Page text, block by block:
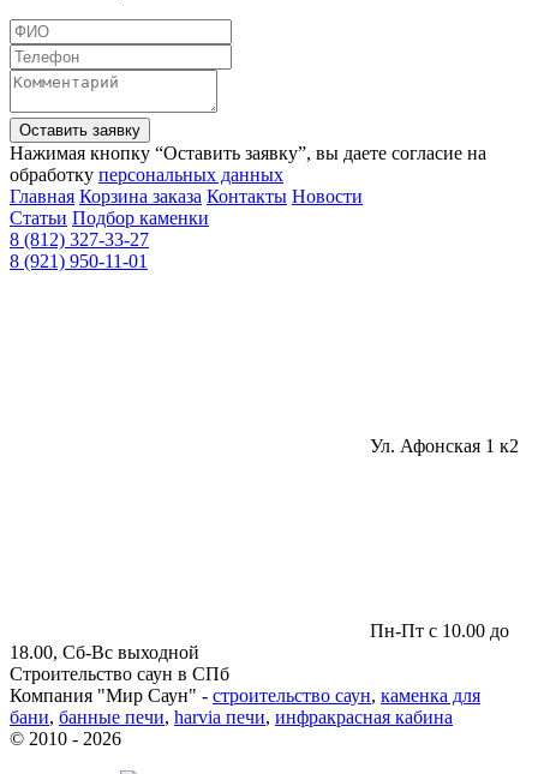
Оставить заявку
Нажимая кнопку “Оставить заявку”, вы даете согласие на
обработку персональных данных
Главная Корзина заказа Контакты Новости
Статьи Подбор каменки
8 (812) 327-33-27
8 (921) 950-11-01
Ул. Афонская 1 к2
Пн-Пт с 10.00 до
18.00, Сб-Вс выходной
Строительство саун в СПб
Компания "Мир Саун" - строительство саун, каменка для
бани, банные печи, harvia печи, инфракрасная кабина
© 2010 - 2026